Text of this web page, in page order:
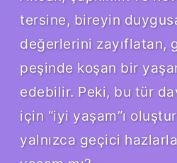
tersine, bireyin
değerlerini zayıflatan,
peşinde koşan bir
edebilir. Peki, bu tür
için “iyi yaşam”ı
yalnızca geçici hazlarla